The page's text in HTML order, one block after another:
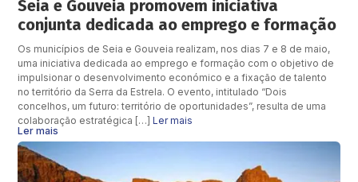
Seia e Gouveia promovem iniciativa
conjunta dedicada ao emprego e formação
Os municípios de Seia e Gouveia realizam, nos dias 7 e 8 de maio,
uma iniciativa dedicada ao emprego e formação com o objetivo de
impulsionar o desenvolvimento económico e a fixação de talento
no território da Serra da Estrela. O evento, intitulado “Dois
concelhos, um futuro: território de oportunidades”, resulta de uma
colaboração estratégica […]Ler mais
Ler mais